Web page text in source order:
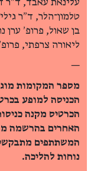
טלמון־הלר, ד״ר
בן שאול, פרופ׳ ערן
ליאורה צרפתי,
—
מספר המקומות
הכניסה למופע
הכרטיס מקנה
האחרים בהרשמה
המשתתפים
נוחות להליכה.